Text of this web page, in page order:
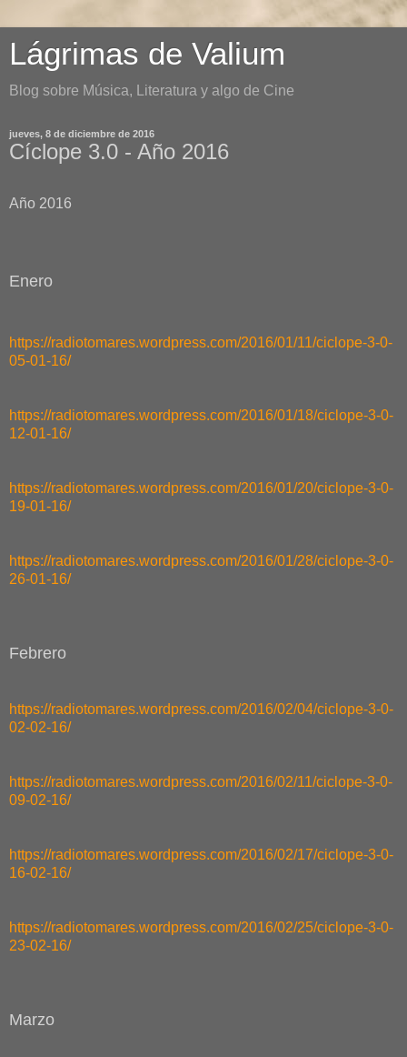
Lágrimas de Valium
Blog sobre Música, Literatura y algo de Cine
jueves, 8 de diciembre de 2016
Cíclope 3.0 - Año 2016
Año 2016
Enero
https://radiotomares.wordpress.com/2016/01/11/ciclope-3-0-
05-01-16/
https://radiotomares.wordpress.com/2016/01/18/ciclope-3-0-
12-01-16/
https://radiotomares.wordpress.com/2016/01/20/ciclope-3-0-
19-01-16/
https://radiotomares.wordpress.com/2016/01/28/ciclope-3-0-
26-01-16/
Febrero
https://radiotomares.wordpress.com/2016/02/04/ciclope-3-0-
02-02-16/
https://radiotomares.wordpress.com/2016/02/11/ciclope-3-0-
09-02-16/
https://radiotomares.wordpress.com/2016/02/17/ciclope-3-0-
16-02-16/
https://radiotomares.wordpress.com/2016/02/25/ciclope-3-0-
23-02-16/
Marzo